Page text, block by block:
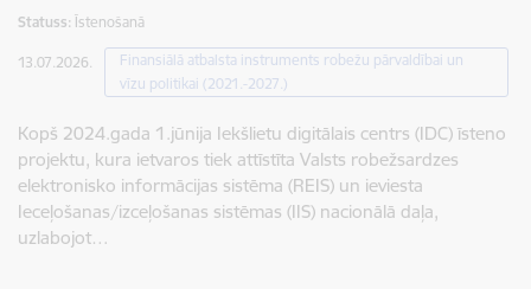
Statuss: Īstenošanā
13.07.2026.
Finansiālā atbalsta instruments robežu pārvaldībai un
vīzu politikai (2021.-2027.)
Kopš 2024.gada 1.jūnija Iekšlietu digitālais centrs (IDC) īsteno
projektu, kura ietvaros tiek attīstīta Valsts robežsardzes
elektronisko informācijas sistēma (REIS) un ieviesta
Ieceļošanas/izceļošanas sistēmas (IIS) nacionālā daļa,
uzlabojot…